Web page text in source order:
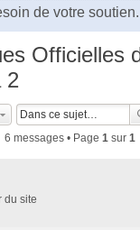
de votre soutien.
Officielles
2
6 messages • Page 1sur 1
du site